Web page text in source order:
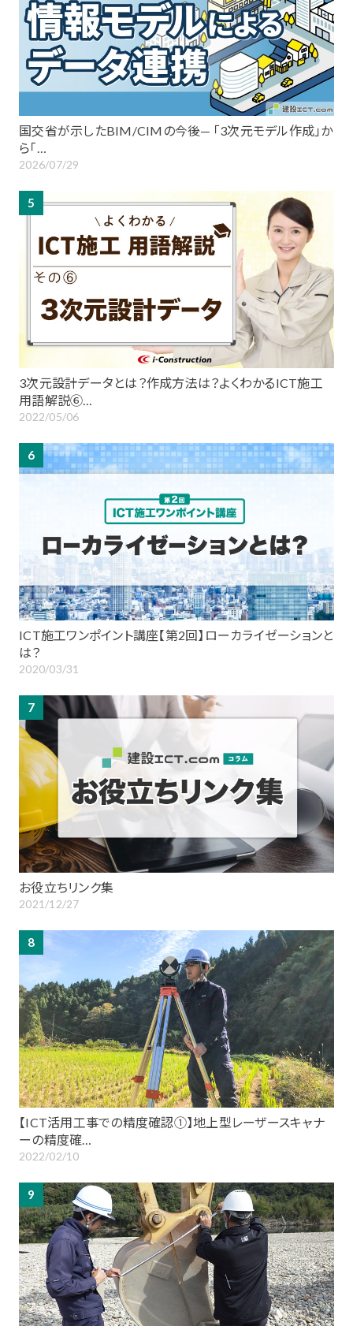
国交省が示したBIM/CIMの今後— 「3次元モデル作成」か
ら「…
2026/07/29
5
3次元設計データとは？作成方法は？よくわかるICT施工
用語解説⑥…
2022/05/06
6
ICT施工ワンポイント講座【第2回】ローカライゼーションと
は？
2020/03/31
7
お役立ちリンク集
2021/12/27
8
【ICT活用工事での精度確認①】地上型レーザースキャナ
ーの精度確…
2022/02/10
9